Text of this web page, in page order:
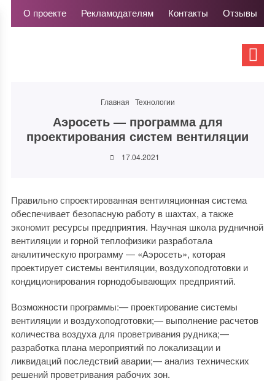
О проекте Рекламодателям Контакты Отзывы
Главная Технологии
Аэросеть — программа для
проектирования систем вентиляции
17.04.2021
Правильно спроектированная вентиляционная система
обеспечивает безопасную работу в шахтах, а также
экономит ресурсы предприятия. Научная школа рудничной
вентиляции и горной теплофизики разработала
аналитическую программу — «Аэросеть», которая
проектирует системы вентиляции, воздухоподготовки и
кондиционирования горнодобывающих предприятий.
Возможности программы:— проектирование системы
вентиляции и воздухоподготовки;— выполнение расчетов
количества воздуха для проветривания рудника;—
разработка плана мероприятий по локализации и
ликвидаций последствий аварии;— анализ технических
решений проветривания рабочих зон.